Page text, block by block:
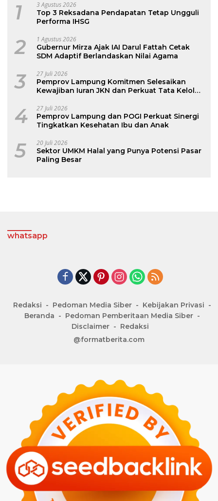
1 3 Agustus 2026
Top 3 Reksadana Pendapatan Tetap Ungguli
Performa IHSG
2 1 Agustus 2026
Gubernur Mirza Ajak IAI Darul Fattah Cetak
SDM Adaptif Berlandaskan Nilai Agama
3 27 Juli 2026
Pemprov Lampung Komitmen Selesaikan
Kewajiban Iuran JKN dan Perkuat Tata Kelola
4 27 Juli 2026
Pemprov Lampung dan POGI Perkuat Sinergi
Tingkatkan Kesehatan Ibu dan Anak
5 20 Juli 2026
Sektor UMKM Halal yang Punya Potensi Pasar
Paling Besar
whatsapp
Redaksi Pedoman Media Siber
Kebijakan Privasi
Beranda
Pedoman Pemberitaan Media Siber
Disclaimer
Redaksi
@formatberita.com